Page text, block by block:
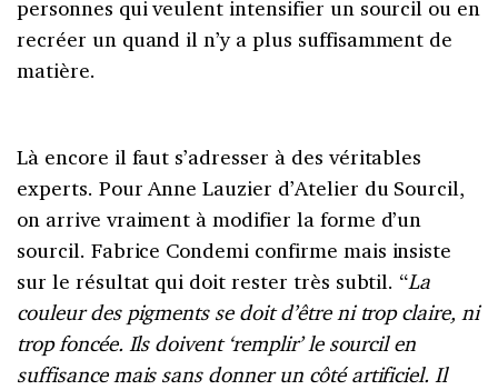
personnes qui veulent intensifier un sourcil ou en
recréer un quand il n’y a plus suffisamment de
matière.
Là encore il faut s’adresser à des véritables
experts. Pour Anne Lauzier d’Atelier du Sourcil,
on arrive vraiment à modifier la forme d’un
sourcil. Fabrice Condemi confirme mais insiste
sur le résultat qui doit rester très subtil. “La
couleur des pigments se doit d’être ni trop claire, ni
trop foncée. Ils doivent ‘remplir’ le sourcil en
suffisance mais sans donner un côté artificiel. Il